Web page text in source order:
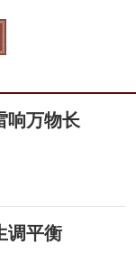
往不能取效；
效。比如：笔
，突发高烧，
并用，但热势
素、激素类药
躺在床上，却
曰：阵阵恶
病于大暑之天
响万物长
调平衡